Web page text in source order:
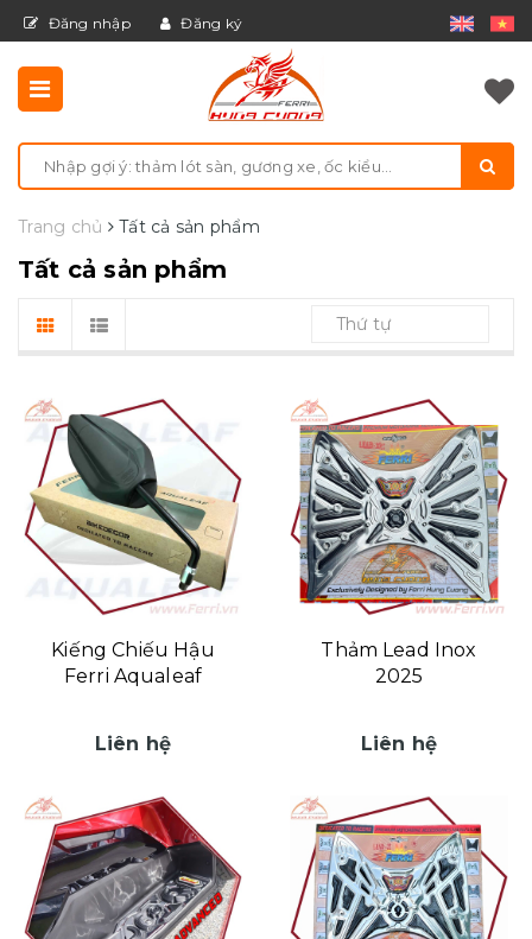
Đăng nhập Đăng ký
Trang chủ Tất cả sản phẩm
Tất cả sản phẩm
Thứ tự
Kiếng Chiếu Hậu
Ferri Aqualeaf
Liên hệ
Thảm Lead Inox
2025
Liên hệ